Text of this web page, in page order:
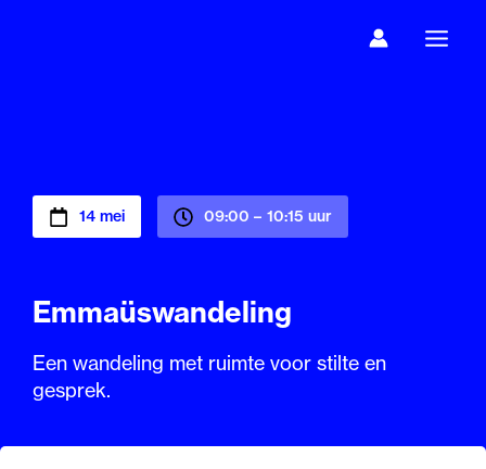
14 mei 09:00 – 10:15 uur
Emmaüswandeling
Een wandeling met ruimte voor stilte en
gesprek.